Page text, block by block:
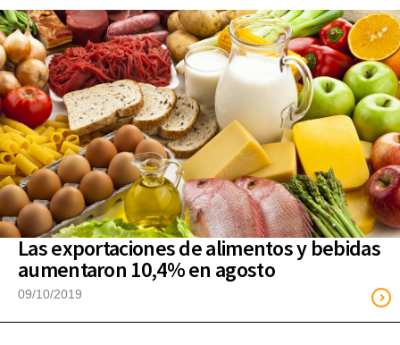
Las exportaciones de alimentos y bebidas
aumentaron 10,4% en agosto
09/10/2019